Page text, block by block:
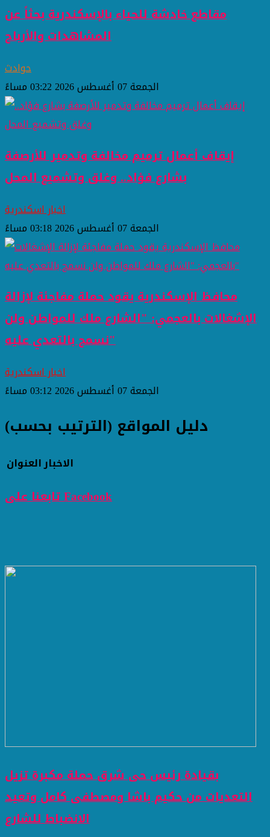
مقاطع خادشة للحياء بالإسكندرية بحثاً عن
المشاهدات والأرباح
حوادث
الجمعة 07 أغسطس 2026 03:22 مساءً
إيقاف أعمال ترميم مخالفة وتدمير للأرصفة
بشارع فؤاد.. وغلق وتشميع المحل
اخبار اسكندرية
الجمعة 07 أغسطس 2026 03:18 مساءً
محافظ الإسكندرية يقود حملة مفاجئة لإزالة
الإشغالات بالعجمي: "الشارع ملك للمواطن ولن
نسمح بالتعدي عليه"
اخبار اسكندرية
الجمعة 07 أغسطس 2026 03:12 مساءً
دليل المواقع (الترتيب بحسب)
العنوانالاخبار
تابعنا على Facebook
بقيادة رئيس حى شرق حملة مكبرة تزيل
التعديات من حكيم باشا ومصطفى كامل وتعيد
الانضباط للشارع